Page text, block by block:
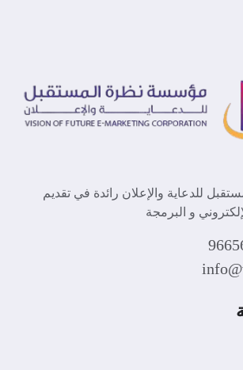
للدعاية والإعلان رائدة في تقديم
و البرمجة